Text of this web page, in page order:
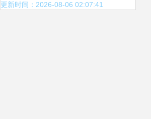
更新时间：2026-08-06 02:07:41